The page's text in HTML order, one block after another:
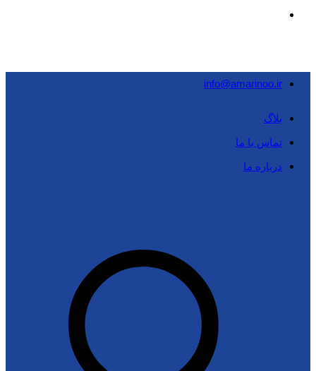
info@amarinoo.ir
بلاگ
تماس با ما
درباره ما